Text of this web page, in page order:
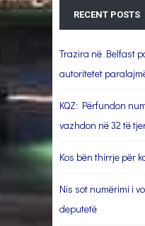
RECENT POSTS
Trazira në Belfast
autoritetet
KQZ: Përfundon
vazhdon në 32 të
Kos bën thirrje për
Nis sot numërimi i
deputetë